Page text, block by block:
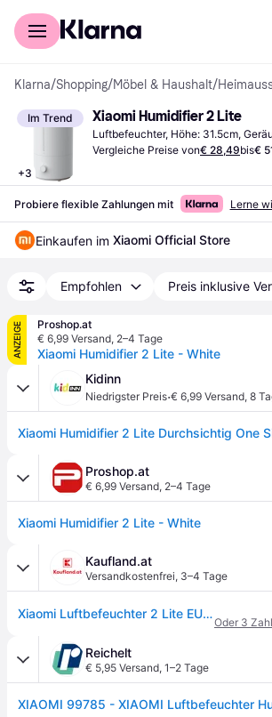
Für Shopper
Klarna/Shopping/Möbel & Haushalt/
Im Trend
+3
Xiaomi Humidifier 2 Lite
Luftbefeuchter, Höhe: 31.5cm,
Vergleiche Preise von€ 28,49bis€
Probiere flexible Zahlungen mit Lerne
Einkaufen im Xiaomi Official Store
Empfohlen Preis inklusive
ANZEIGE
Proshop.at
€ 6,99 Versand, 2–4 Tage
Xiaomi Humidifier 2 Lite - White
Kidinn
Niedrigster Preis·€ 6,99 Versand, 8
Proshop.at
€ 6,99 Versand, 2–4 Tage
Xiaomi Humidifier 2 Lite - White
Kaufland.at
Versandkostenfrei, 3–4 Tage
Xiaomi Luftbefeuchter 2 Lite EU BHR6605EU
Oder 3
Reichelt
€ 5,95 Versand, 1–2 Tage